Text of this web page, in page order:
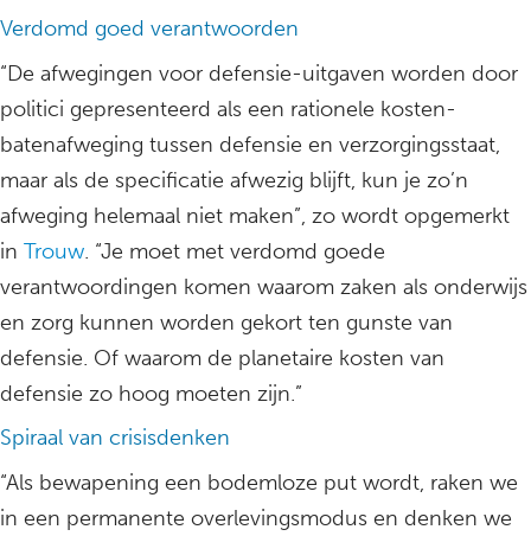
Verdomd goed verantwoorden
“De afwegingen voor defensie-uitgaven worden door
politici gepresenteerd als een rationele kosten-
batenafweging tussen defensie en verzorgingsstaat,
maar als de specificatie afwezig blijft, kun je zo’n
afweging helemaal niet maken”, zo wordt opgemerkt
in Trouw. “Je moet met verdomd goede
verantwoordingen komen waarom zaken als onderwijs
en zorg kunnen worden gekort ten gunste van
defensie. Of waarom de planetaire kosten van
defensie zo hoog moeten zijn.”
Spiraal van crisisdenken
“Als bewapening een bodemloze put wordt, raken we
in een permanente overlevingsmodus en denken we